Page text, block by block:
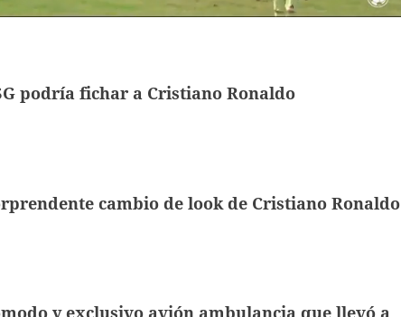
podría fichar a Cristiano Ronaldo
cambio de look de Cristiano Ronaldo